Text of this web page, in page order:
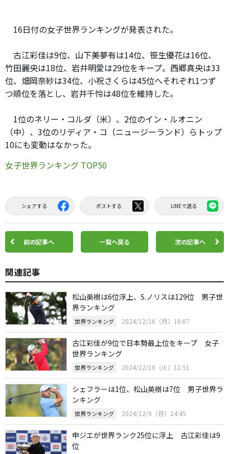
16日付の女子世界ランキングが発表された。
古江彩佳は9位、山下美夢有は14位、笹生優花は16位、
竹田麗央は18位、岩井明愛は29位をキープ。西郷真央は33
位、畑岡奈紗は34位、小祝さくらは45位へそれぞれ1つず
つ順位を落とし、岩井千怜は48位を維持した。
1位のネリー・コルダ（米）、2位のイン・ルオニン
（中）、3位のリディア・コ（ニュージーランド）らトップ
10にも変動はなかった。
女子世界ランキング TOP50
シェアする ポストする LINEで送る
前の記事へ 一覧へ戻る 次の記事へ
関連記事
松山英樹は6位浮上、S.ノリスは129位 男子世
界ランキング
世界ランキング 2024/12/16（月）16:07
古江彩佳が9位で日本勢最上位をキープ 女子
世界ランキング
世界ランキング 2024/12/10（火）11:51
シェフラーは1位、松山英樹は7位 男子世界ラ
ンキング
世界ランキング 2024/12/9（月）14:45
申ジエが世界ランク25位に浮上 古江彩佳は9
位